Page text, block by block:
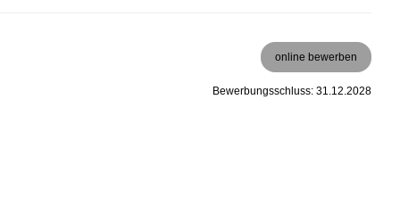
online bewerben
Bewerbungsschluss: 31.12.2028